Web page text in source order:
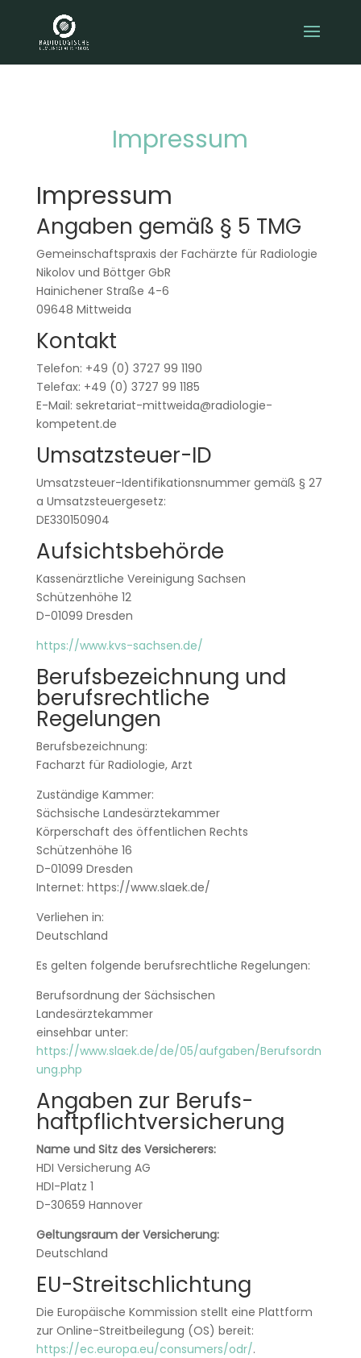
Impressum
Impressum
Angaben gemäß § 5 TMG
Gemeinschaftspraxis der Fachärzte für Radiologie
Nikolov und Böttger GbR
Hainichener Straße 4-6
09648 Mittweida
Kontakt
Telefon: +49 (0) 3727 99 1190
Telefax: +49 (0) 3727 99 1185
E-Mail: sekretariat-mittweida@radiologie-
kompetent.de
Umsatzsteuer-ID
Umsatzsteuer-Identifikationsnummer gemäß § 27
a Umsatzsteuergesetz:
DE330150904
Aufsichtsbehörde
Kassenärztliche Vereinigung Sachsen
Schützenhöhe 12
D-01099 Dresden
https://www.kvs-sachsen.de/
Berufsbezeichnung und
berufsrechtliche
Regelungen
Berufsbezeichnung:
Facharzt für Radiologie, Arzt
Zuständige Kammer:
Sächsische Landesärztekammer
Körperschaft des öffentlichen Rechts
Schützenhöhe 16
D-01099 Dresden
Internet: https://www.slaek.de/
Verliehen in:
Deutschland
Es gelten folgende berufsrechtliche Regelungen:
Berufsordnung der Sächsischen
Landesärztekammer
einsehbar unter:
https://www.slaek.de/de/05/aufgaben/Berufsordn
ung.php
Angaben zur Berufs­
haftpflicht­versicherung
Name und Sitz des Versicherers:
HDI Versicherung AG
HDI-Platz 1
D-30659 Hannover
Geltungsraum der Versicherung:
Deutschland
EU-Streitschlichtung
Die Europäische Kommission stellt eine Plattform
zur Online-Streitbeilegung (OS) bereit:
https://ec.europa.eu/consumers/odr/.